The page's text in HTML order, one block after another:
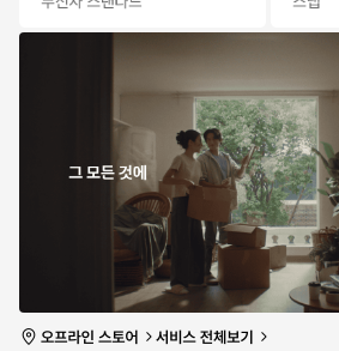
스트라이프 릴렉스드
[네이비]12,530원
무신사 스탠다드
백 사틴 파라슈트 팬츠
[카키]
65%19,880원
5 10개 남음
유의사항 보기
타임세일2일 23:48:33